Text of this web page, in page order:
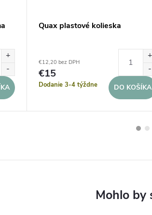
Quax plastové kolieska
€12,20 bez DPH
€15
Dodanie 3-4 týždne DO KOŠÍKA